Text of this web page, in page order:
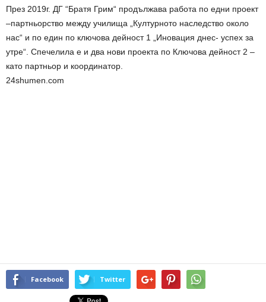
През 2019г. ДГ “Братя Грим“ продължава работа по едни проект
–партньорство между училища „Културното наследство около
нас“ и по един по ключова дейност 1 „Иновация днес- успех за
утре“. Спечелила е и два нови проекта по Ключова дейност 2 –
като партньор и координатор.
24shumen.com
Facebook Twitter